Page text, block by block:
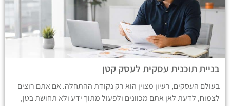
בניית תוכנית עסקית לעסק קטן
בעולם העסקים, רעיון מצוין הוא רק נקודת ההתחלה. אם אתם רוצים
לצמוח, לדעת לאן אתם מכוונים ולפעול מתוך ידע ולא תחושת בטן,